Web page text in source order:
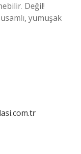
Değil!
yumuşak